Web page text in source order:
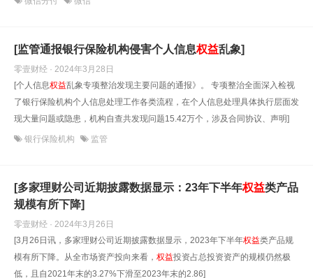
[监管通报银行保险机构侵害个人信息权益乱象]
零壹财经 · 2024年3月28日
[个人信息权益乱象专项整治发现主要问题的通报》。 专项整治全面深入检视
了银行保险机构个人信息处理工作各类流程，在个人信息处理具体执行层面发
现大量问题或隐患，机构自查共发现问题15.42万个，涉及合同协议、声明]
银行保险机构 监管
[多家理财公司近期披露数据显示：23年下半年权益类产品
规模有所下降]
零壹财经 · 2024年3月26日
[3月26日讯，多家理财公司近期披露数据显示，2023年下半年权益类产品规
模有所下降。从全市场资产投向来看， 权益投资占总投资资产的规模仍然极
低，且自2021年末的3.27%下滑至2023年末的2.86]